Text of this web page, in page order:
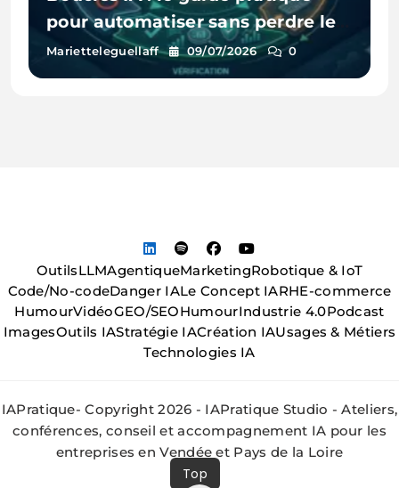
pour automatiser sans perdre le
contrôle ni exploser son budget
Marietteleguellaff 09/07/2026 0
OutilsLLMAgentiqueMarketingRobotique & IoT
Code/No-codeDanger IALe Concept IARHE-commerce
HumourVidéoGEO/SEOHumourIndustrie 4.0Podcast
ImagesOutils IAStratégie IACréation IAUsages & Métiers
Technologies IA
IAPratique- Copyright 2026 - IAPratique Studio - Ateliers,
conférences, conseil et accompagnement IA pour les
entreprises en Vendée et Pays de la Loire
Top